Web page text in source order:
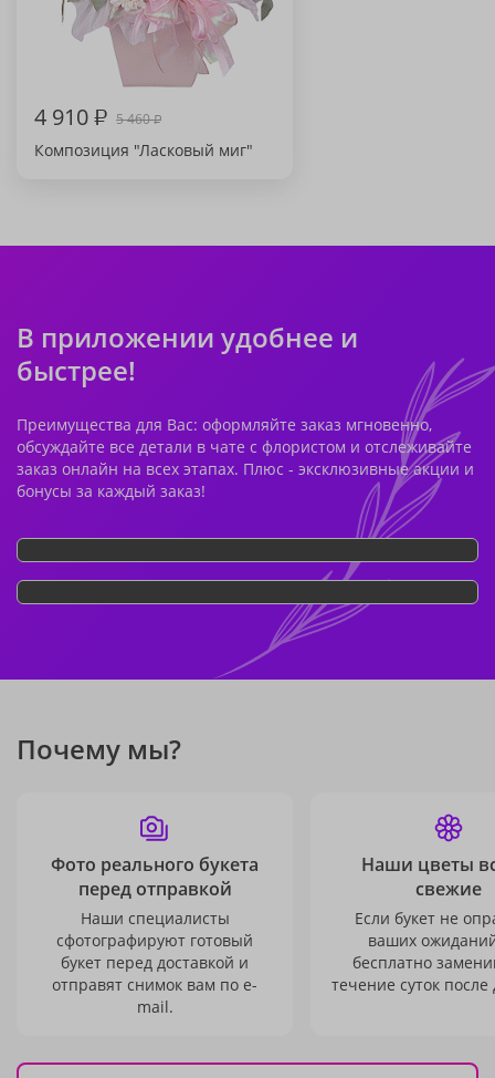
4 910₽ 5 460₽
Композиция "Ласковый миг"
В приложении удобнее и
быстрее!
Преимущества для Вас: оформляйте заказ мгновенно,
обсуждайте все детали в чате с флористом и отслеживайте
заказ онлайн на всех этапах. Плюс - эксклюзивные акции и
бонусы за каждый заказ!
Почему мы?
Фото реального букета
перед отправкой
Наши специалисты
сфотографируют готовый
букет перед доставкой и
отправят снимок вам по e-
mail.
Наши цветы
свежие
Если букет не
ваших
бесплатно
течение суток после